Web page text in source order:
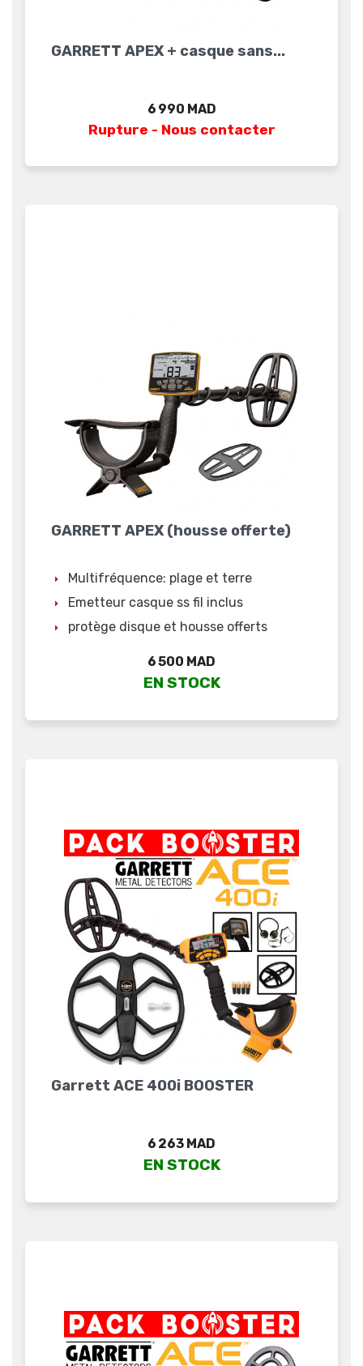
GARRETT APEX + casque sans...
Prix
6 990 MAD
Rupture - Nous contacter
GARRETT APEX (housse offerte)
Multifréquence: plage et terre
Emetteur casque ss fil inclus
protège disque et housse offerts
Prix
6 500 MAD
EN STOCK
Garrett ACE 400i BOOSTER
Prix
6 263 MAD
EN STOCK